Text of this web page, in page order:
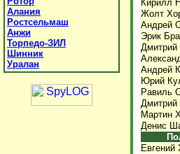
Алания
Ростсельмаш
Анжи
Торпедо-ЗИЛ
Шинник
Уралан
Кирилл
Жолт
Андрей
Эрик
Дмитрий
Андрей
Юрий
Равиль
Дмитрий
Мартин
Денис
Евгений